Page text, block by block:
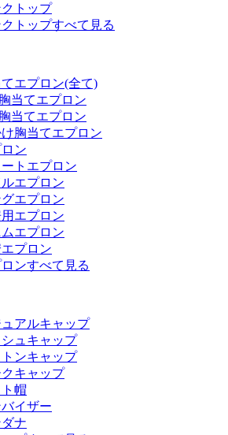
クトップ
クトップすべて見る
エプロン(全て)
当てエプロン
当てエプロン
胸当てエプロン
ン
ートエプロン
ルエプロン
グエプロン
エプロン
エプロン
プロン
ンすべて見る
ュアルキャップ
シュキャップ
トンキャップ
クキャップ
帽
イザー
ナ